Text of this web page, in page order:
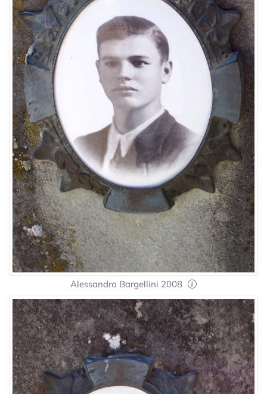
Alessandro Bargellini 2008